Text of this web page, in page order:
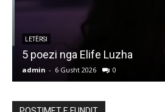
LETËRSI
5 poezi nga Elife Luzha
admin 6 Gusht 2026 0